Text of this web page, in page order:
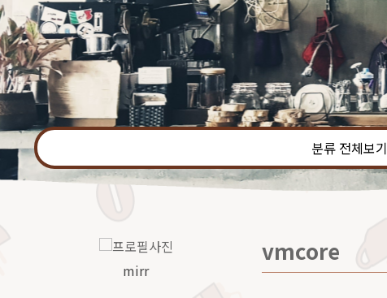
분류 전체보기
mirr
vmcore